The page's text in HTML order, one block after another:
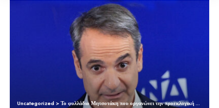
Uncategorized >Το φυλλάδιο Μητσοτάκη που οργανώνει την προεκλογική επιχειρηματολογία της ΝΔ